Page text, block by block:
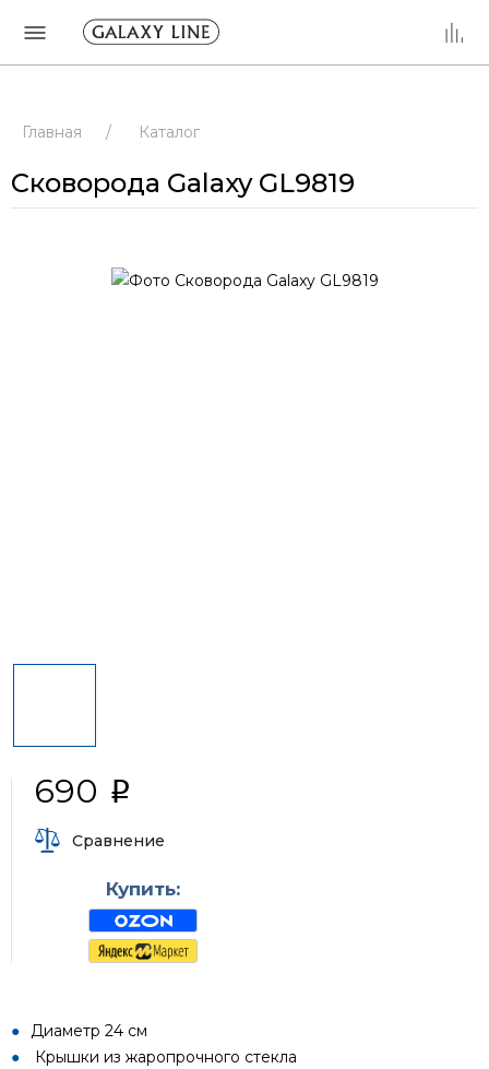
Главная / Каталог
Сковорода Galaxy GL9819
690 i
Сравнение
Купить:
Диаметр 24 см
Крышки из жаропрочного стекла